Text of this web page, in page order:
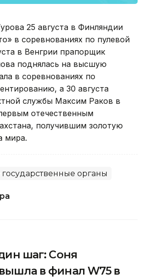
25 августа в Финляндии
в соревнованиях по пулевой
в Венгрии прапорщик
поднялась на высшую
в соревнованиях по
а 30 августа
службы Максим Раков в
отечественным
получившим золотую
мира.
органы
шаг: Соня
в финал W75 в